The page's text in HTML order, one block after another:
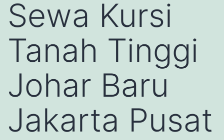
Sewa Kursi
Tanah Tinggi
Johar Baru
Jakarta Pusat